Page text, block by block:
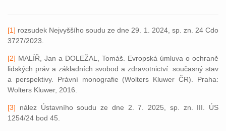
[1] rozsudek Nejvyššího soudu ze dne 29. 1. 2024, sp. zn. 24 Cdo
3727/2023.
[2] MALÍŘ, Jan a DOLEŽAL, Tomáš. Evropská úmluva o ochraně
lidských práv a základních svobod a zdravotnictví: současný stav
a perspektivy. Právní monografie (Wolters Kluwer ČR). Praha:
Wolters Kluwer, 2016.
[3] nález Ústavního soudu ze dne 2. 7. 2025, sp. zn. III. ÚS
1254/24 bod 45.